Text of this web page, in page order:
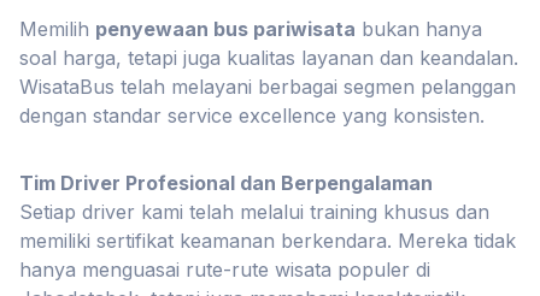
Memilih penyewaan bus pariwisata bukan hanya
soal harga, tetapi juga kualitas layanan dan keandalan.
WisataBus telah melayani berbagai segmen pelanggan
dengan standar service excellence yang konsisten.
Tim Driver Profesional dan Berpengalaman
Setiap driver kami telah melalui training khusus dan
memiliki sertifikat keamanan berkendara. Mereka tidak
hanya menguasai rute-rute wisata populer di